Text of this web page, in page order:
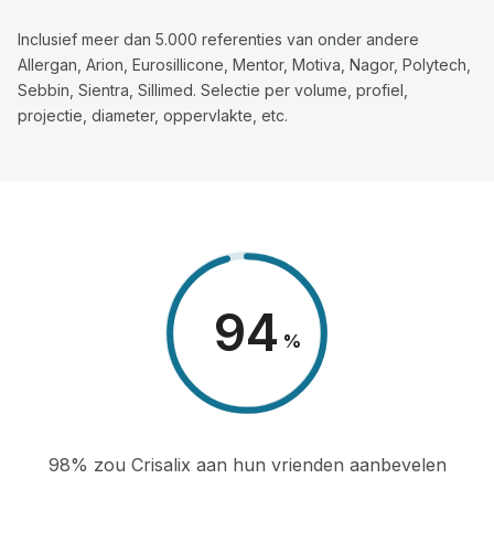
Inclusief meer dan 5.000 referenties van onder andere
Allergan, Arion, Eurosillicone, Mentor, Motiva, Nagor, Polytech,
Sebbin, Sientra, Sillimed. Selectie per volume, profiel,
projectie, diameter, oppervlakte, etc.
98 %
98% zou Crisalix aan hun vrienden aanbevelen